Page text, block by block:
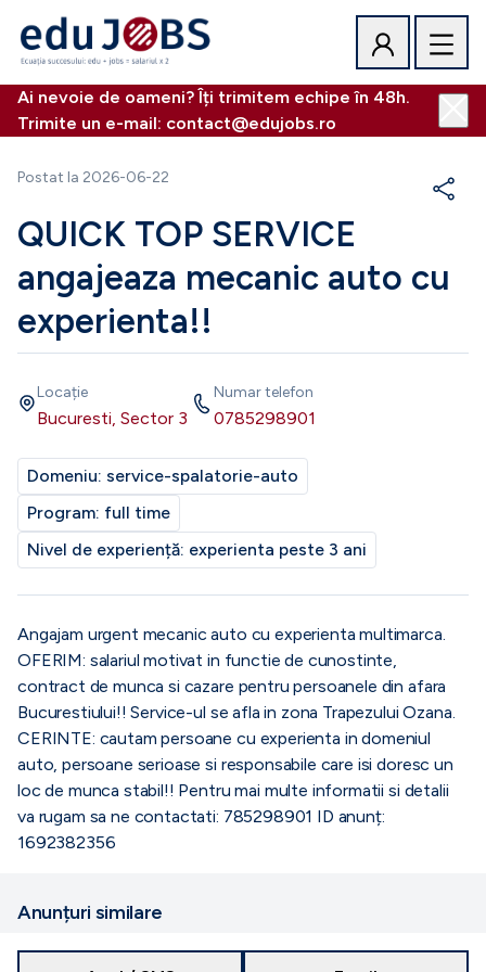
Ai nevoie de oameni? Îți trimitem echipe în 48h.
Trimite un e-mail: contact@edujobs.ro
Postat la 2026-06-22
QUICK TOP SERVICE
angajeaza mecanic auto cu
experienta!!
Locație
Bucuresti, Sector 3
Numar telefon
0785298901
Domeniu: service-spalatorie-auto
Program: full time
Nivel de experiență: experienta peste 3 ani
Angajam urgent mecanic auto cu experienta multimarca.
OFERIM: salariul motivat in functie de cunostinte,
contract de munca si cazare pentru persoanele din afara
Bucurestiului!! Service-ul se afla in zona Trapezului Ozana.
CERINTE: cautam persoane cu experienta in domeniul
auto, persoane serioase si responsabile care isi doresc un
loc de munca stabil!! Pentru mai multe informatii si detalii
va rugam sa ne contactati: 785298901 ID anunț:
1692382356
Anunțuri similare